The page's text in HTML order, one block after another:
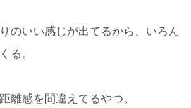
のいい感じが出てるから、いろん
る。
離感を間違えてるやつ。